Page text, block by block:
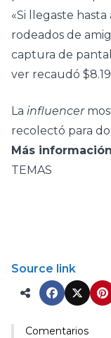
«Si llegaste
rodeados de
captura de
ver recaudó
La influencer
recolectó para
Más
TEMAS
Source link
Comentarios